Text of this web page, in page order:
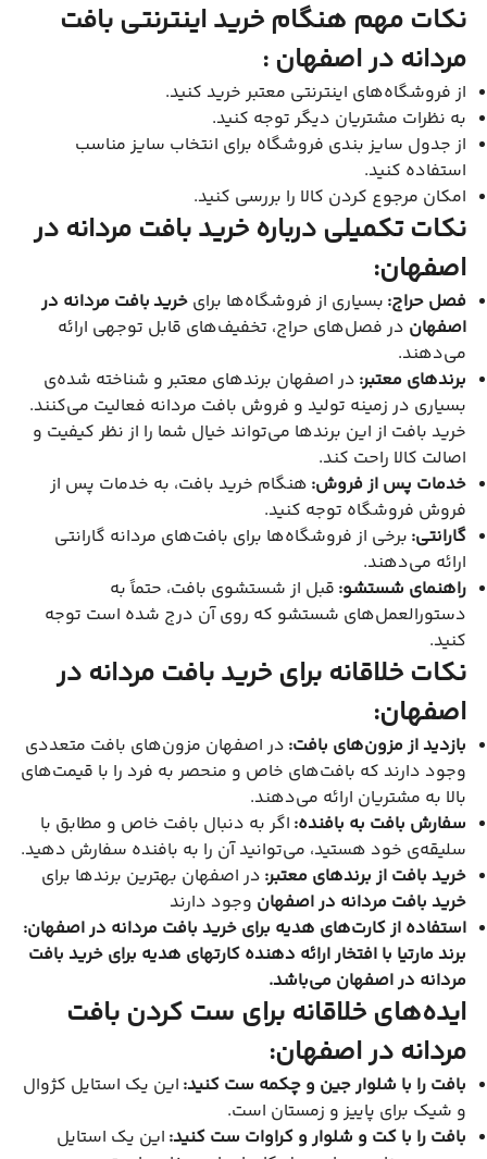
نکات مهم هنگام خرید اینترنتی بافت
مردانه در اصفهان :
از فروشگاه‌های اینترنتی معتبر خرید کنید.
به نظرات مشتریان دیگر توجه کنید.
از جدول سایز بندی فروشگاه برای انتخاب سایز مناسب
استفاده کنید.
امکان مرجوع کردن کالا را بررسی کنید.
نکات تکمیلی درباره خرید بافت مردانه در
اصفهان:
فصل حراج: بسیاری از فروشگاه‌ها برای خرید بافت مردانه در
اصفهان در فصل‌های حراج، تخفیف‌های قابل توجهی ارائه
می‌دهند.
برندهای معتبر: در اصفهان برندهای معتبر و شناخته شده‌ی
بسیاری در زمینه تولید و فروش بافت مردانه فعالیت می‌کنند.
خرید بافت از این برندها می‌تواند خیال شما را از نظر کیفیت و
اصالت کالا راحت کند.
خدمات پس از فروش: هنگام خرید بافت، به خدمات پس از
فروش فروشگاه توجه کنید.
گارانتی: برخی از فروشگاه‌ها برای بافت‌های مردانه گارانتی
ارائه می‌دهند.
راهنمای شستشو: قبل از شستشوی بافت، حتماً به
دستورالعمل‌های شستشو که روی آن درج شده است توجه
کنید.
نکات خلاقانه برای خرید بافت مردانه در
اصفهان:
بازدید از مزون‌های بافت: در اصفهان مزون‌های بافت متعددی
وجود دارند که بافت‌های خاص و منحصر به فرد را با قیمت‌های
بالا به مشتریان ارائه می‌دهند.
سفارش بافت به بافنده: اگر به دنبال بافت خاص و مطابق با
سلیقه‌ی خود هستید، می‌توانید آن را به بافنده سفارش دهید.
خرید بافت از برندهای معتبر: در اصفهان بهترین برندها برای
خرید بافت مردانه در اصفهان وجود دارند
استفاده از کارت‌های هدیه برای خرید بافت مردانه در اصفهان:
برند مارتیا با افتخار ارائه دهنده کارتهای هدیه برای خرید بافت
مردانه در اصفهان می‌باشد.
ایده‌های خلاقانه برای ست کردن بافت
مردانه در اصفهان:
بافت را با شلوار جین و چکمه ست کنید: این یک استایل کژوال
و شیک برای پاییز و زمستان است.
بافت را با کت و شلوار و کراوات ست کنید: این یک استایل